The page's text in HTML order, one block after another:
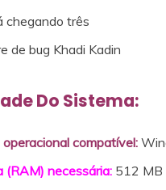
chegando três
de bug Khadi Kadin
Do Sistema:
compatível:
(RAM) necessária: 512 MB